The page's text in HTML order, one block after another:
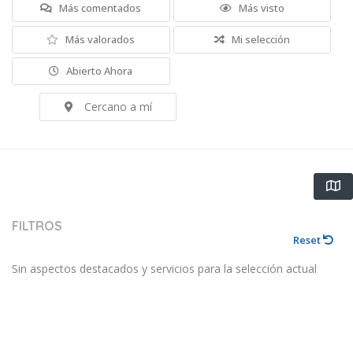
Más comentados Más visto
Más valorados Mi selección
Abierto Ahora
Cercano a mí
FILTROS
Reset
Sin aspectos destacados y servicios para la selección actual